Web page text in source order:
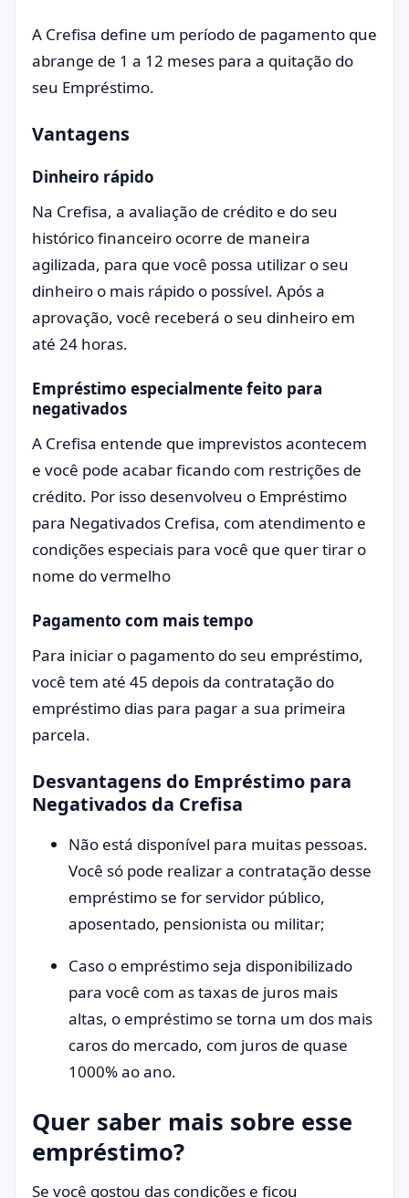
A Crefisa define um período de pagamento que
abrange de 1 a 12 meses para a quitação do
seu Empréstimo.
Vantagens
Dinheiro rápido
Na Crefisa, a avaliação de crédito e do seu
histórico financeiro ocorre de maneira
agilizada, para que você possa utilizar o seu
dinheiro o mais rápido o possível. Após a
aprovação, você receberá o seu dinheiro em
até 24 horas.
Empréstimo especialmente feito para
negativados
A Crefisa entende que imprevistos acontecem
e você pode acabar ficando com restrições de
crédito. Por isso desenvolveu o Empréstimo
para Negativados Crefisa, com atendimento e
condições especiais para você que quer tirar o
nome do vermelho
Pagamento com mais tempo
Para iniciar o pagamento do seu empréstimo,
você tem até 45 depois da contratação do
empréstimo dias para pagar a sua primeira
parcela.
Desvantagens do Empréstimo para
Negativados da Crefisa
Não está disponível para muitas pessoas.
Você só pode realizar a contratação desse
empréstimo se for servidor público,
aposentado, pensionista ou militar;
Caso o empréstimo seja disponibilizado
para você com as taxas de juros mais
altas, o empréstimo se torna um dos mais
caros do mercado, com juros de quase
1000% ao ano.
Quer saber mais sobre esse
empréstimo?
Se você gostou das condições e ficou